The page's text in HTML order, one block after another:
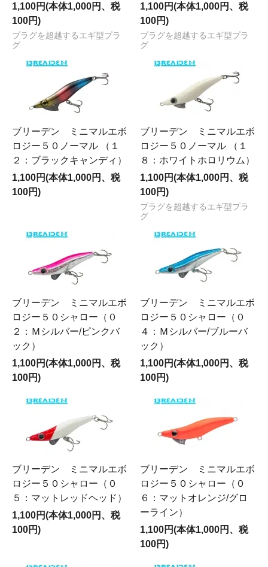
1,100円(本体1,000円、税
100円)
プラグを超越するエギ型プラ
グ
1,100円(本体1,000円、税
100円)
プラグを超越するエギ型プラ
グ
ブリーデン ミニマルエボ
ロジー５０ノーマル （１
２：ブラックキャンディ）
1,100円(本体1,000円、税
100円)
ブリーデン ミニマルエボ
ロジー５０ノーマル （１
８：ホワイトホロリウム）
1,100円(本体1,000円、税
100円)
プラグを超越するエギ型プラ
グ
ブリーデン ミニマルエボ
ロジー５０シャロー（０
２：Ｍシルバー/ピンクバ
ック）
1,100円(本体1,000円、税
100円)
ブリーデン ミニマルエボ
ロジー５０シャロー（０
４：Ｍシルバー/ブルーバ
ック）
1,100円(本体1,000円、税
100円)
ブリーデン ミニマルエボ
ロジー５０シャロー（０
５：マットレッドヘッド）
1,100円(本体1,000円、税
100円)
ブリーデン ミニマルエボ
ロジー５０シャロー（０
６：マットオレンジ/グロ
ーライン）
1,100円(本体1,000円、税
100円)